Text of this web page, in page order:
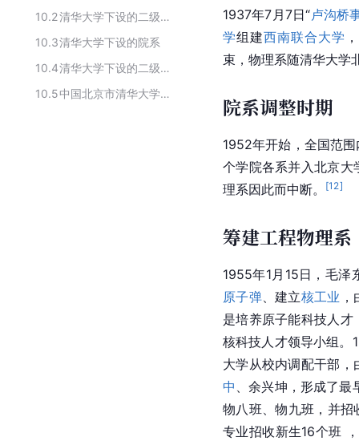
10.2
清华大学下设的二级院系
10.3清华大学下设的院系
10.4
清华大学下设的二级学院
10.5
中国北京市清华大学的下设的二级院系
1937年7月7日“卢沟桥
学组建西南联合大学 ，
束，物理系随清华大学
院系调整时期
1952年开始，全国范
个学院各系并入北京大
理系因此而中断。
[12]
筹建工程物理系
1955年1月15日，毛泽
原子弹、建立核工业
是培养原子能科技人
核科技人才领导小组。
大学从校内调配干部
中 、余兴坤，形成了最
物八班、物九班，并
专业招收新生16个班